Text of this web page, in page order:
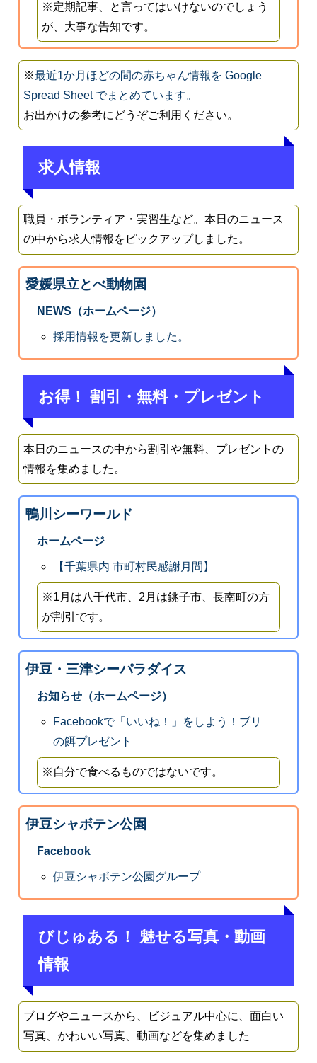
※定期記事、と言ってはいけないのでしょう
が、大事な告知です。
※最近1か月ほどの間の赤ちゃん情報を Google
Spread Sheet でまとめています。
お出かけの参考にどうぞご利用ください。
求人情報
職員・ボランティア・実習生など。本日のニュース
の中から求人情報をピックアップしました。
愛媛県立とべ動物園
NEWS（ホームページ）
採用情報を更新しました。
お得！ 割引・無料・プレゼント
本日のニュースの中から割引や無料、プレゼントの
情報を集めました。
鴨川シーワールド
ホームページ
【千葉県内 市町村民感謝月間】
※1月は八千代市、2月は銚子市、長南町の方
が割引です。
伊豆・三津シーパラダイス
お知らせ（ホームページ）
Facebookで「いいね！」をしよう！ブリ
の餌プレゼント
※自分で食べるものではないです。
伊豆シャボテン公園
Facebook
伊豆シャボテン公園グループ
びじゅある！ 魅せる写真・動画
情報
ブログやニュースから、ビジュアル中心に、面白い
写真、かわいい写真、動画などを集めました